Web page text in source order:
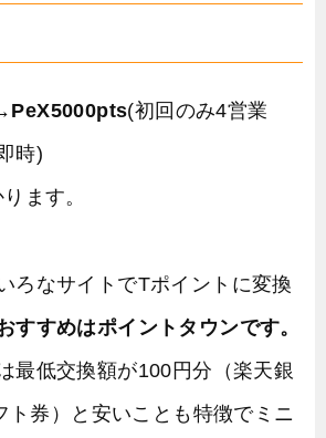
PeX5000pts(初回のみ4営業
時)
ます。
ろなサイトでTポイントに変換
すすめはポイントタウンです。
最低交換額が100円分（楽天銀
ト券）と安いことも特徴でミニ